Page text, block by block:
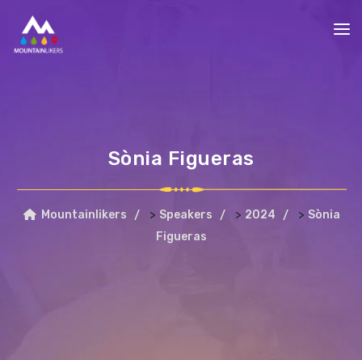
Sònia Figueras
Mountainlikers > Speakers > 2024 > Sònia
Figueras